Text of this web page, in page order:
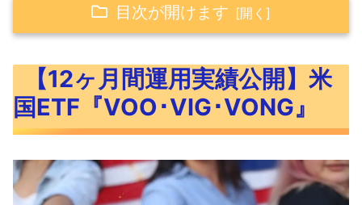
目次が開けます
VIG･VONG』
米国ETF『VOO･VIG･VONG』の概要
徴
【12ヶ月間運用実績公開】米
国ETF『VOO･VIG･VONG』